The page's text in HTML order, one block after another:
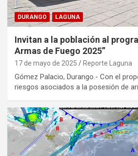
DURANGO LAGUNA
Invitan a la población al
Armas de Fuego 2025”
17 de mayo de 2025 Reporte Laguna
Gómez Palacio, Durango.- Con el
riesgos asociados a la posesión de